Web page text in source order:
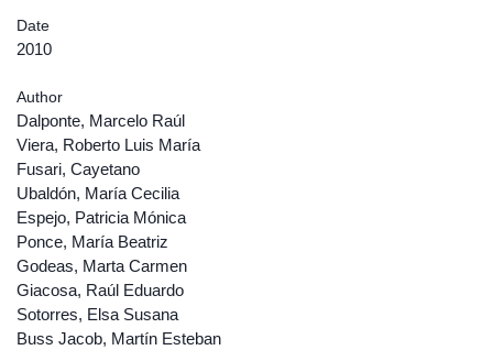
Date
2010
Author
Dalponte, Marcelo Raúl
Viera, Roberto Luis María
Fusari, Cayetano
Ubaldón, María Cecilia
Espejo, Patricia Mónica
Ponce, María Beatriz
Godeas, Marta Carmen
Giacosa, Raúl Eduardo
Sotorres, Elsa Susana
Buss Jacob, Martín Esteban